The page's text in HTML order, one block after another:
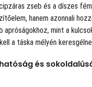
zseb és a díszes
hanem azonnali
mint a
a táska mélyén
és